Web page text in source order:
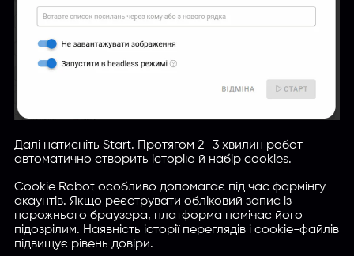
Далі натисніть Start. Протягом 2–3 хвилин робот
автоматично створить історію й набір cookies.
Cookie Robot особливо допомагає під час фармінгу
акаунтів. Якщо реєструвати обліковий запис із
порожнього браузера, платформа помiчає його
підозрілим. Наявність історії переглядів і cookie-файлів
підвищує рівень довіри.